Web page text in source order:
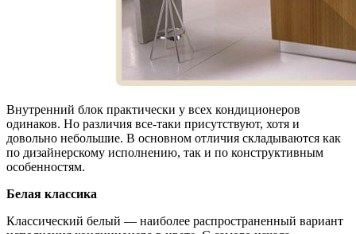
Внутренний блок практически у всех кондиционеров
одинаков. Но различия все-таки присутствуют, хотя и
довольно небольшие. В основном отличия складываются как
по дизайнерскому исполнению, так и по конструктивным
особенностям.
Белая классика
Классический белый — наиболее распространенный вариант